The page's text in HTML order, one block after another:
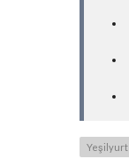
Yeşilyurt